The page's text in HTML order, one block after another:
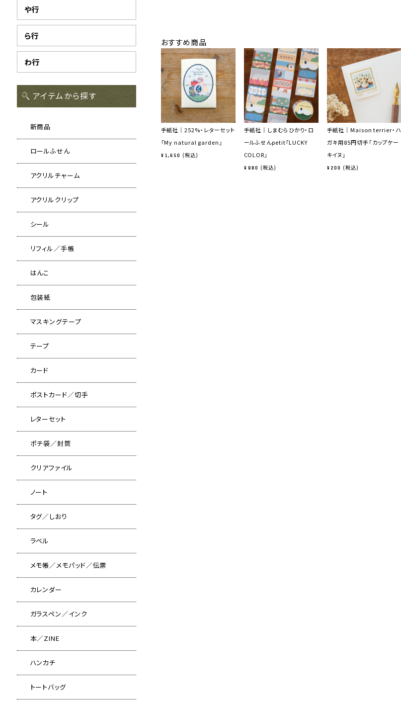
や行
ら行
わ行
アイテムから探す
新商品
ロールふせん
アクリルチャーム
アクリルクリップ
シール
リフィル／手帳
はんこ
包装紙
マスキングテープ
テープ
カード
ポストカード／切手
レターセット
ポチ袋／封筒
クリアファイル
ノート
タグ／しおり
ラベル
メモ帳／メモパッド／伝票
カレンダー
ガラスペン／インク
本／ZINE
ハンカチ
トートバッグ
おすすめ商品
手紙社｜252%・レターセット
「My natural garden」
¥ 1,650 税込
手紙社｜しまむらひかり・ロ
ールふせんpetit「LUCKY
COLOR」
¥ 980 税込
手紙社｜Maison terrier・ハ
ガキ用85円切手「カップケー
キイヌ」
¥ 200 税込